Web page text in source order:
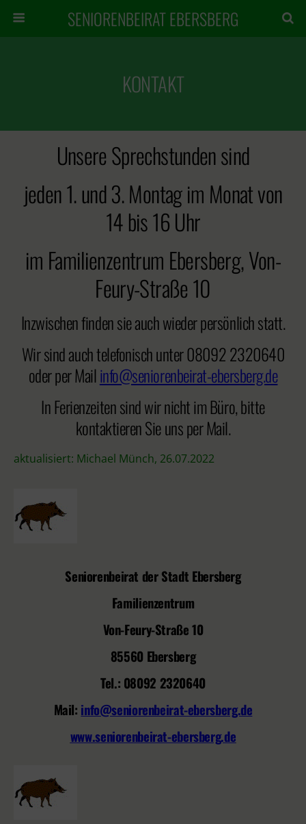
SENIORENBEIRAT EBERSBERG
KONTAKT
Unsere Sprechstunden sind
jeden 1. und 3. Montag im Monat von
14 bis 16 Uhr
im Familienzentrum Ebersberg, Von-
Feury-Straße 10
Inzwischen finden sie auch wieder persönlich statt.
Wir sind auch telefonisch unter 08092 2320640
oder per Mailinfo@seniorenbeirat-ebersberg.de
In Ferienzeiten sind wir nicht im Büro, bitte
kontaktieren Sie uns per Mail.
aktualisiert: Michael Münch, 26.07.2022
Seniorenbeirat der Stadt Ebersberg
Familienzentrum
Von-Feury-Straße 10
85560 Ebersberg
Tel.: 08092 2320640
Mail: info@seniorenbeirat-ebersberg.de
www.seniorenbeirat-ebersberg.de